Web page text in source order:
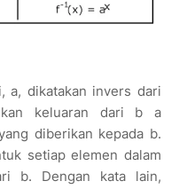
a, dikatakan invers dari
keluaran dari b a
diberikan kepada b.
setiap elemen dalam
b. Dengan kata lain,